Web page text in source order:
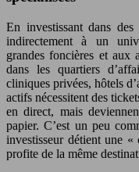
En investissant dans
indirectement à un
grandes foncières et aux
dans les quartiers
cliniques privées, hôtels
actifs nécessitent des
en direct, mais
papier. C’est un peu
investisseur détient une
profite de la même